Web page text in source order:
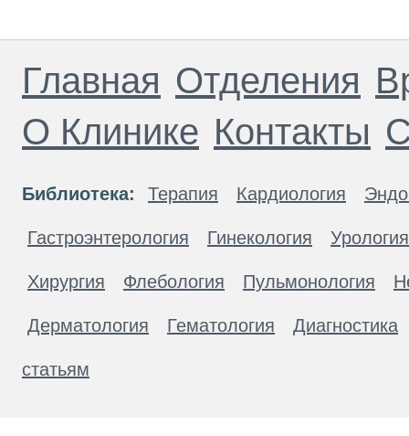
Главная Отделения
О Клинике Контакты
Библиотека: Терапия Кардиология
Гастроэнтерология Гинекология Урология
Хирургия Флебология Пульмонология
Дерматология Гематология Диагностика
статьям